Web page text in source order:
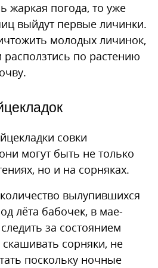
жаркая погода, то уже
выйдут первые личинки.
молодых личинок,
расползтись по растению
совки
могут быть не только
но и на сорняках.
вылупившихся
лёта бабочек, в мае-
за состоянием
скашивать сорняки, не
поскольку ночные